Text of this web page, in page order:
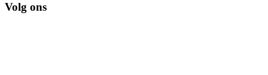
Volg ons